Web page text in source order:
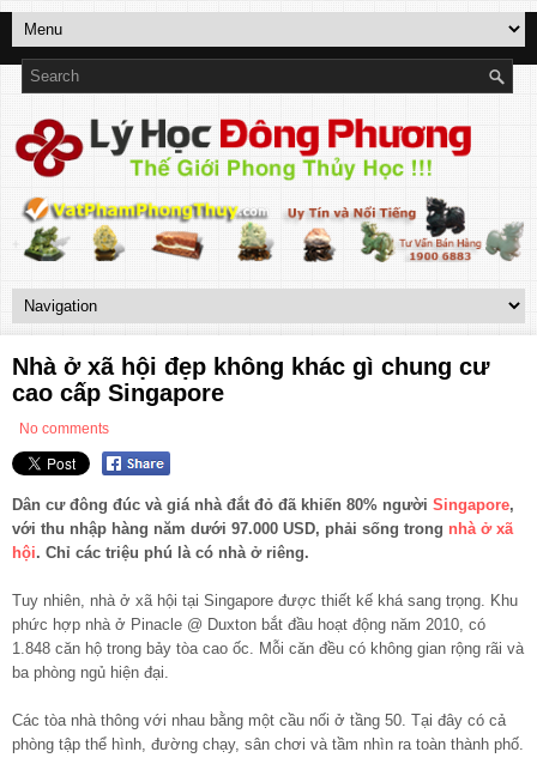
Nhà ở xã hội đẹp không khác gì chung cư
cao cấp Singapore
No comments
Dân cư đông đúc và giá nhà đắt đỏ đã khiến 80% người Singapore,
với thu nhập hàng năm dưới 97.000 USD, phải sống trong nhà ở xã
hội. Chỉ các triệu phú là có nhà ở riêng.
Tuy nhiên, nhà ở xã hội tại Singapore được thiết kế khá sang trọng. Khu
phức hợp nhà ở Pinacle @ Duxton bắt đầu hoạt động năm 2010, có
1.848 căn hộ trong bảy tòa cao ốc. Mỗi căn đều có không gian rộng rãi và
ba phòng ngủ hiện đại.
Các tòa nhà thông với nhau bằng một cầu nối ở tầng 50. Tại đây có cả
phòng tập thể hình, đường chạy, sân chơi và tầm nhìn ra toàn thành phố.